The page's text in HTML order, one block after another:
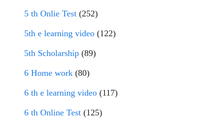
5 th Onlie Test (252)
5th e learning video (122)
5th Scholarship (89)
6 Home work (80)
6 th e learning video (117)
6 th Online Test (125)